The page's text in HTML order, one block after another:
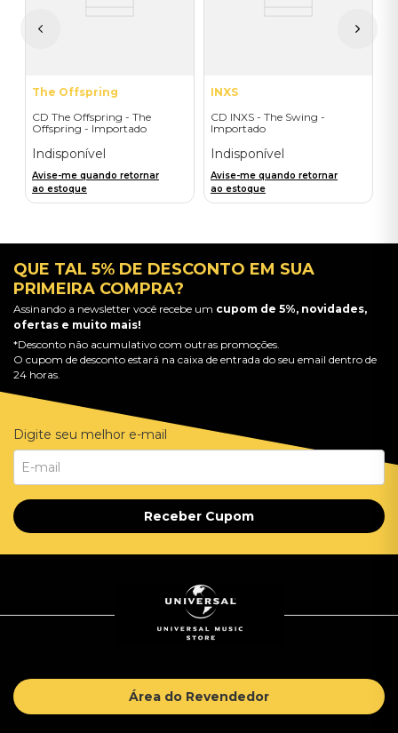
The Offspring
CD The Offspring - The
Offspring - Importado
Indisponível
Avise-me quando retornar
ao estoque
INXS
CD INXS - The Swing -
Importado
Indisponível
Avise-me quando retornar
ao estoque
QUE TAL 5% DE DESCONTO EM SUA
PRIMEIRA COMPRA?
Assinando a newsletter você recebe um cupom de 5%, novidades,
ofertas e muito mais!
*Desconto não acumulativo com outras promoções.
O cupom de desconto estará na caixa de entrada do seu email dentro de
24 horas.
Digite seu melhor e-mail
Receber Cupom
Área do Revendedor